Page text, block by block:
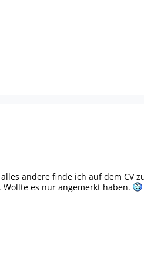
andere finde ich auf dem CV
es nur angemerkt haben.